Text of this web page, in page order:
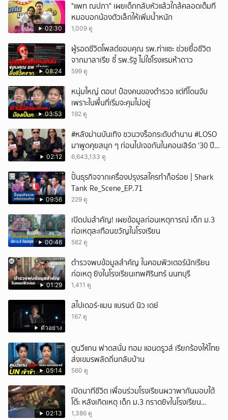
02:30
"แพท ณปภา" เผยเด็กกลับหัวแล้วใกล้คลอดเต็มที
หมอบอกน้องตัวเล็กให้เพิ่มน้ำหนัก
1,009 ดู
08:24
ผู้รอดชีวิตโพสต์ขอบคุณ รพ.ท่าแซะ ช่วยยื้อชีวิต
จากมาลาเรีย ชี้ รพ.รัฐ ไม่ใช่โรงแรมห้าดาว
599 ดู
03:53
หนุ่มใหญ่ ตอบ! ป๋องคนของตำรวจ แต่ที่โดนจับ
เพราะในพื้นที่เริ่มจะคุมไม่อยู่
192 ดู
02:12
#หลังม่านบันเทิง ชวนวงร็อกระดับตำนาน #LOSO
มาพูดคุยสนุก ๆ ก่อนไปเจอกันในคอนเสิร์ต '30 ปี
LOSO นานเท่าไรก็รอ'
6,643,133 ดู
09:56
ปั้นธุรกิจจากเครื่องปรุงรสใครทำก็อร่อย | Shark
Tank Re_Scene_EP.71
229 ดู
00:46
เปิดปมสำคัญ! เผยข้อมูลก่อนเหตุการณ์ เด็ก ม.3
ก่อเหตุสะเทือนขวัญในโรงเรียน
562 ดู
01:29
ตำรวจพบข้อมูลสำคัญ ในคอมพิวเตอร์นักเรียน
ก่อเหตุ ยิงในโรงเรียนเทพศิรินทร์ นนทบุรี
1,411 ดู
ตัวอย่าง
สไปเดอร์-แมน แบรนด์ นิว เดย์
167 ดู
05:14
ตูนวีแกน ฟาดสนั่น ทอม แอนดรูวส์ เรียกร้องให้ไทย
ส่งเขมรพลัดถิ่นกลับบ้าน
560 ดู
02:13
เปิดนาทีชีวิต เพื่อนร่วมโรงเรียนผวาพากันมอบใต้
โต๊ะ หลังเกิดเหตุ เด็ก ม.3 กราดยิvในโรงเรียน
เทพศิรินทร์นนท์ แบบไม่เลือกหน้า เสียงปืนดังสนั่น
1,386 ดู